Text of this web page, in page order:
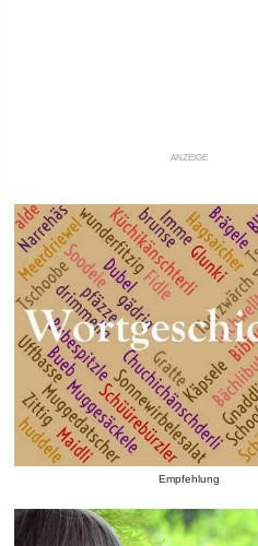
ANZEIGE
Empfehlung